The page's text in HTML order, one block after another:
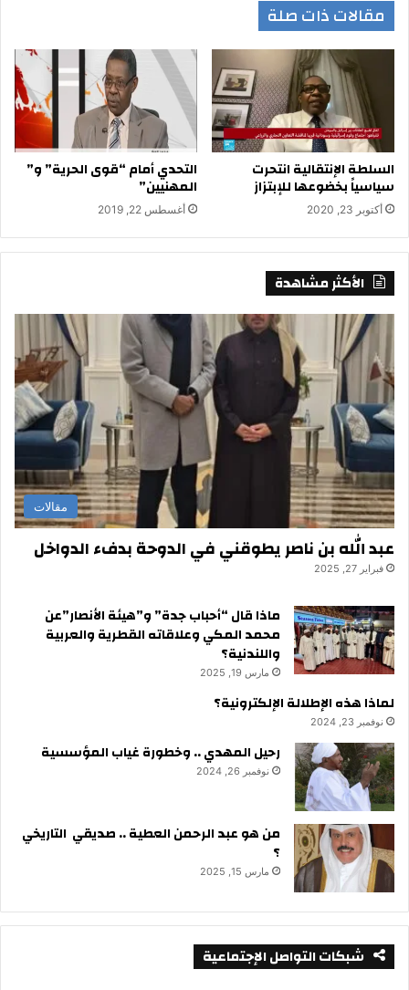
مقالات ذات صلة
السلطة الإنتقالية انتحرت
سياسياً بخضوعها للإبتزاز
أكتوبر 23, 2020
التحدي أمام “قوى الحرية” و”
المهنيين”
أغسطس 22, 2019
الأكثر مشاهدة
مقالات
عبد الله بن ناصر يطوقني في الدوحة بدفء الدواخل
فبراير 27, 2025
ماذا قال “أحباب جدة” و”هيئة الأنصار”عن
محمد المكي وعلاقاته القطرية والعربية
واللندنية؟
مارس 19, 2025
لماذا هذه الإطلالة الإلكترونية؟
نوفمبر 23, 2024
رحيل المهدي .. وخطورة غياب المؤسسية
نوفمبر 26, 2024
من هو عبد الرحمن العطية .. صديقي التاريخي
؟
مارس 15, 2025
شبكات التواصل الإجتماعية